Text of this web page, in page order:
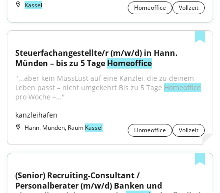
Kassel Homeoffice Vollzeit
Steuerfachangestellte/r (m/w/d) in Hann.
Münden – bis zu 5 Tage Homeoffice
"...aber kein MussLust auf eine Kanzlei, die zu deinem
Leben passt – nicht umgekehrt Bis zu 5 Tage Homeoffice
pro Woche –..."
kanzleihafen
Hann. Münden, Raum Kassel Homeoffice Vollzeit
(Senior) Recruiting-Consultant /
Personalberater (m/w/d) Banken und